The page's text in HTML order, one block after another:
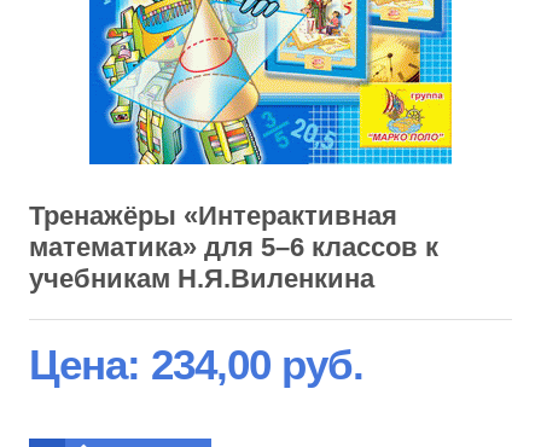
Тренажёры «Интерактивная
математика» для 5–6 классов к
учебникам Н.Я.Виленкина
Цена: 234,00 руб.